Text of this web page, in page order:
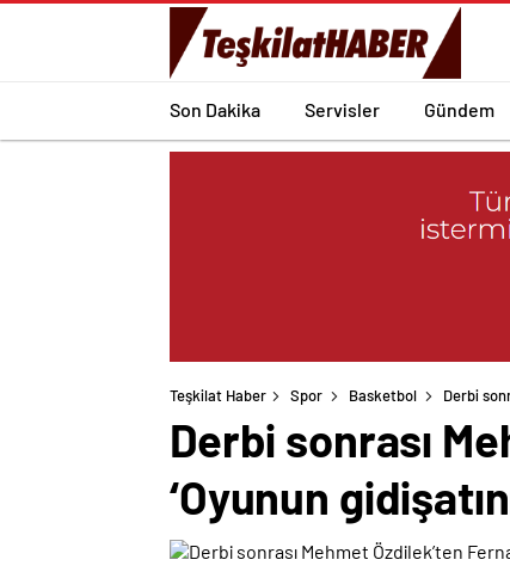
Son Dakika Servisler Gündem
Teşkilat Haber Spor Basketbol Derbi
Derbi sonrası
‘Oyunun